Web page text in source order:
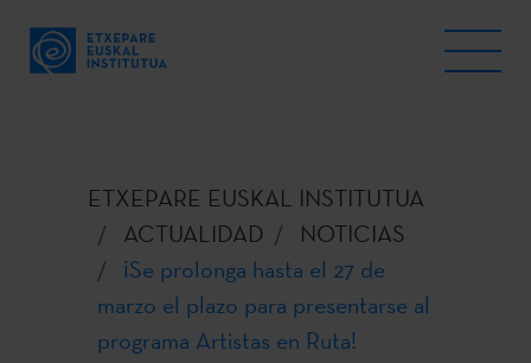
ETXEPARE EUSKAL INSTITUTUA
ACTUALIDAD
NOTICIAS
¡Se prolonga hasta el 27 de
marzo el plazo para presentarse al
programa Artistas en Ruta!